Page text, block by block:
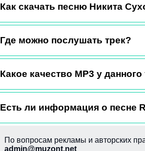
Как скачать песню Никита
Где можно послушать трек?
Какое качество MP3 у данного
Есть ли информация о песне
По вопросам рекламы и авторских
admin@muzont.net